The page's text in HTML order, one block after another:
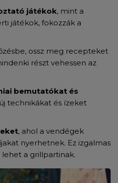
játékok, mint a
játékok, fokozzák a
ossz meg recepteket
részt vehessen az
bemutatókat és
technikákat és ízeket
, ahol a vendégek
nyerhetnek. Ez izgalmas
a grillpartinak.